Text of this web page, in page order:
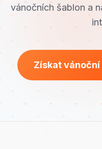
vánočních šablon a
Získat